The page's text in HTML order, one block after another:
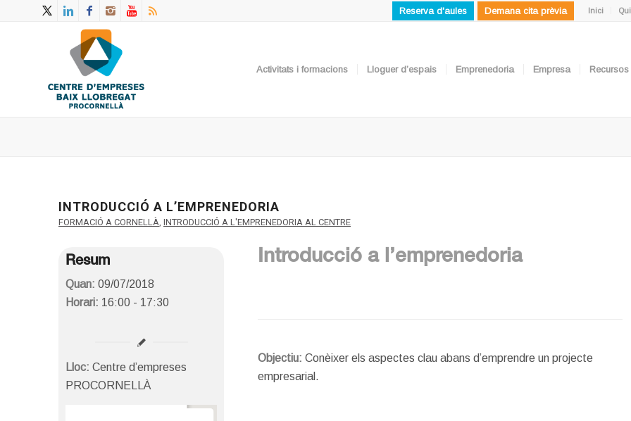
Inici
Reserva d'aules Demana cita prèvia
Activitats i formacions Lloguer d’espais Emprenedoria Empresa Recursos
INTRODUCCIÓ A L’EMPRENEDORIA
FORMACIÓ A CORNELLÀ, INTRODUCCIÓ A L'EMPRENEDORIA AL CENTRE
Resum
Quan: 09/07/2018
Horari: 16:00 - 17:30
Lloc: Centre d’empreses
PROCORNELLÀ
Introducció a l’emprenedoria
Objectiu:Conèixer els aspectes clau abans d’emprendre un projecte
empresarial.